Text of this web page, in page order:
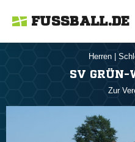
FUSSBALL.DE
Herren
SV GRÜN-
Zur